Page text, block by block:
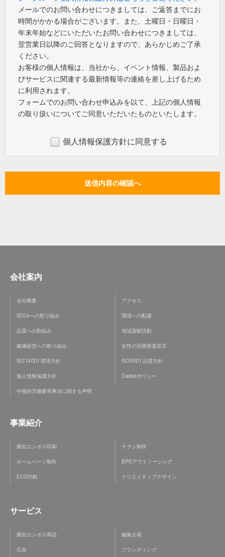
メールでのお問い合わせにつきましては、ご返答までにお
時間がかかる場合がございます。また、土曜日・日曜日・
年末年始などにいただいたお問い合わせにつきましては、
翌営業日以降のご回答となりますので、あらかじめご了承
ください。
お客様の個人情報は、当社から、イベント情報、製品およ
びサービスに関連する最新情報等の連絡を差し上げるため
に利用されます。
フォームでのお問い合わせ申込みを以て、上記の個人情報
の取り扱いについてご同意いただいたものといたします。
個人情報保護方針に同意する
会社案内
会社概要 アクセス
SDGsへの取り組み 環境への配慮
品質への取組み 地域貢献活動
健康経営への取り組み 女性の活躍推進宣言
ISO14001 環境方針 ISO9001 品質方針
個人情報保護方針 Cookieポリシー
中核的労働要求事項に関する声明
事業紹介
擬似エンボス印刷 チラシ制作
ホームページ制作 BPOアウトソーシング
ECO印刷 クリエイティブデザイン
サービス
擬似エンボス商品 編集企画
広告 ブランディング